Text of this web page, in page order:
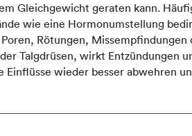
Gleichgewicht geraten kann.
wie eine Hormonumstellung
Rötungen,
Talgdrüsen, wirkt
wieder besser abwehren